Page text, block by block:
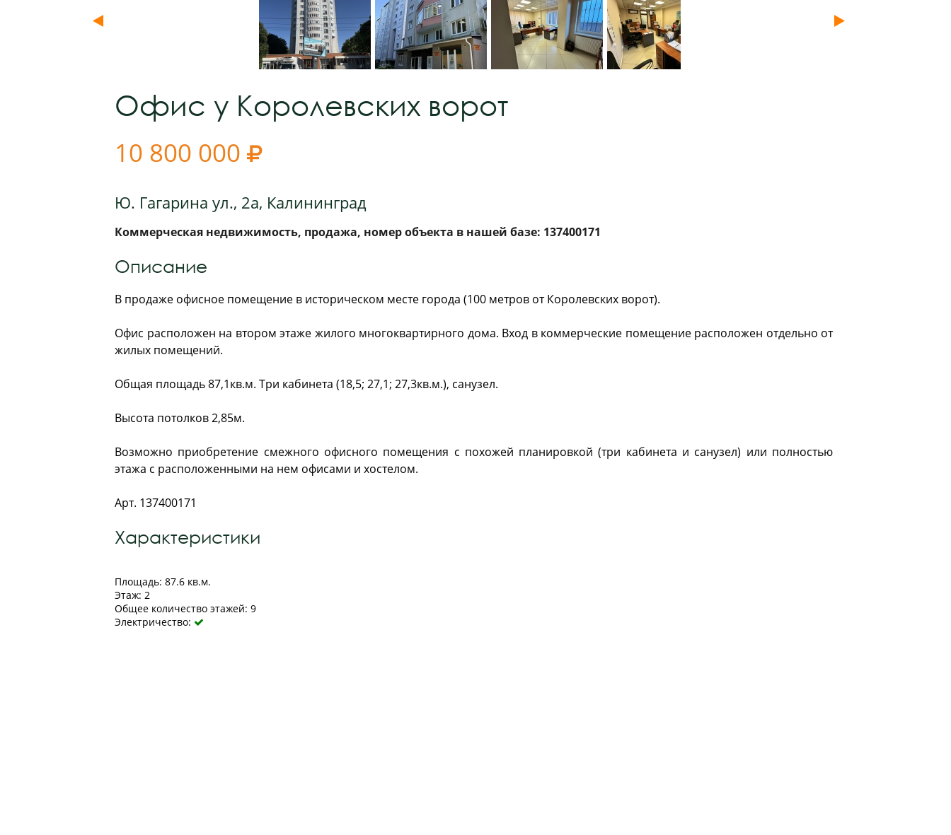
Офис у Королевских ворот
10 800 000 
Ю. Гагарина ул., 2а, Калининград
Коммерческая недвижимость, продажа, номер объекта в нашей базе: 137400171
Описание
В продаже офисное помещение в историческом месте города (100 метров от Королевских ворот).
Офис расположен на втором этаже жилого многоквартирного дома. Вход в коммерческие помещение расположен отдельно от
жилых помещений.
Общая площадь 87,1кв.м. Три кабинета (18,5; 27,1; 27,3кв.м.), санузел.
Высота потолков 2,85м.
Возможно приобретение смежного офисного помещения с похожей планировкой (три кабинета и санузел) или полностью
этажа с расположенными на нем офисами и хостелом.
Арт. 137400171
Характеристики
Площадь: 87.6 кв.м.
Этаж: 2
Общее количество этажей: 9
Электричество: 